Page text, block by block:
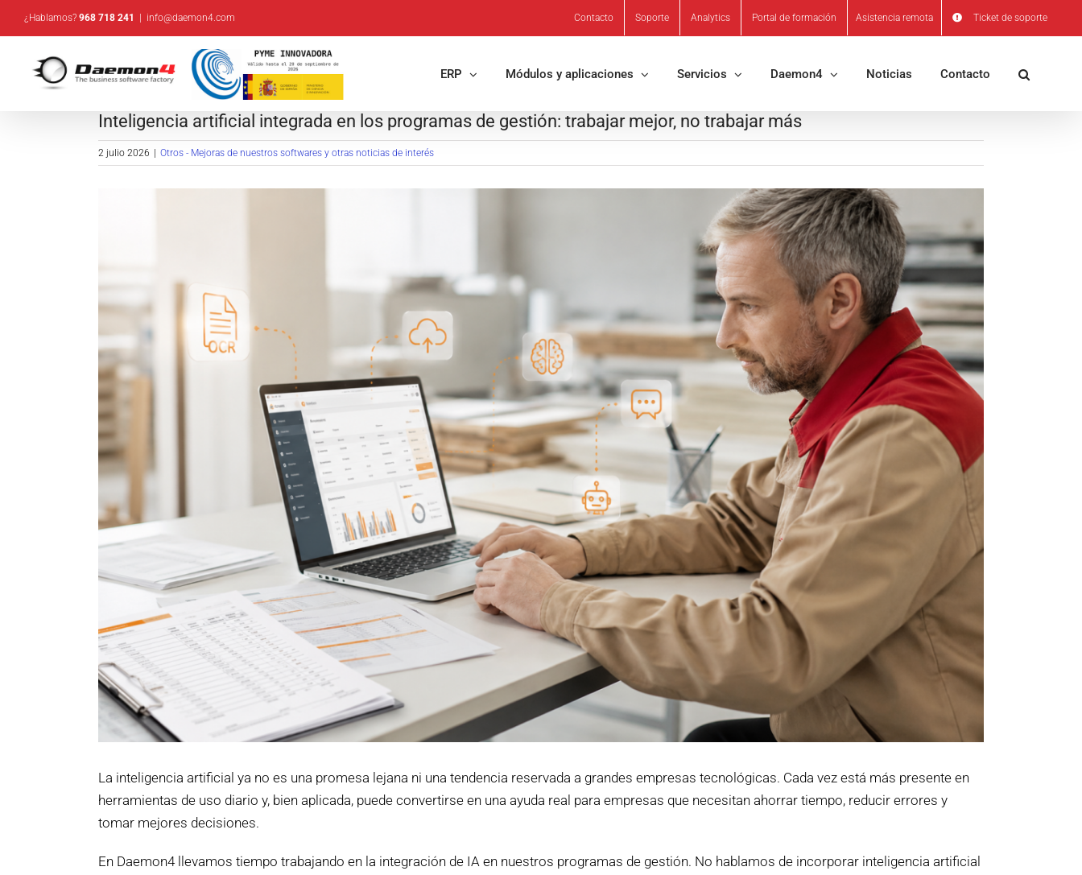
Saltar
al
contenido
¿Hablamos? 968 718 241 info@daemon4.com Contacto Soporte Analytics Portal de formación Asistencia remota Ticket de soporte
ERP Módulos y aplicaciones Servicios Daemon4 Noticias Contacto
Inteligencia artificial integrada en los programas de gestión: trabajar mejor, no trabajar más
2 julio 2026 Otros - Mejoras de nuestros softwares y otras noticias de interés
La inteligencia artificial ya no es una promesa lejana ni una tendencia reservada a grandes empresas tecnológicas. Cada vez está más presente en
herramientas de uso diario y, bien aplicada, puede convertirse en una ayuda real para empresas que necesitan ahorrar tiempo, reducir errores y
tomar mejores decisiones.
En Daemon4 llevamos tiempo trabajando en la integración de IA en nuestros programas de gestión. No hablamos de incorporar inteligencia artificial